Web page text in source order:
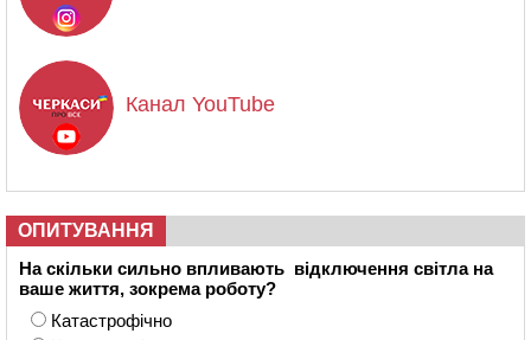
Канал YouTube
ОПИТУВАННЯ
На скільки сильно впливають відключення світла на
ваше життя, зокрема роботу?
Катастрофічно